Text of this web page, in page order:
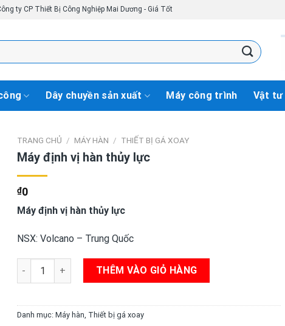
ty CP Thiết Bị Công Nghiệp Mai Dương - Giá Tốt
Dây chuyền sản xuất Máy công trình Vật tư
TRANG CHỦ / MÁY HÀN / THIẾT BỊ GÁ XOAY
Máy định vị hàn thủy lực
₫0
Máy định vị hàn thủy lực
NSX: Volcano – Trung Quốc
Máy định vị hàn thủy lực số lượng
THÊM VÀO GIỎ HÀNG
Danh mục: Máy hàn, Thiết bị gá xoay